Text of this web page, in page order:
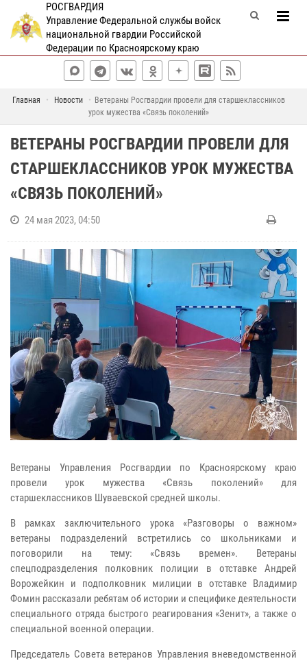
РОСГВАРДИЯ
Управление Федеральной службы войск
национальной гвардии Российской
Федерации по Красноярскому краю
Главная Новости
Ветераны Росгвардии провели для старшеклассников
урок мужества «Связь поколений»
ВЕТЕРАНЫ РОСГВАРДИИ ПРОВЕЛИ ДЛЯ
СТАРШЕКЛАССНИКОВ УРОК МУЖЕСТВА
«СВЯЗЬ ПОКОЛЕНИЙ»
24 мая 2023, 04:50
Ветераны Управления Росгвардии по Красноярскому краю
провели урок мужества «Связь поколений» для
старшеклассников Шуваевской средней школы.
В рамках заключительного урока «Разговоры о важном»
ветераны подразделений встретились со школьниками и
поговорили на тему: «Связь времен». Ветераны
спецподразделения полковник полиции в отставке Андрей
Ворожейкин и подполковник милиции в отставке Владимир
Фомин рассказали ребятам об истории и специфике деятельности
специального отряда быстрого реагирования «Зенит», а также о
специальной военной операции.
Председатель Совета ветеранов Управления вневедомственной